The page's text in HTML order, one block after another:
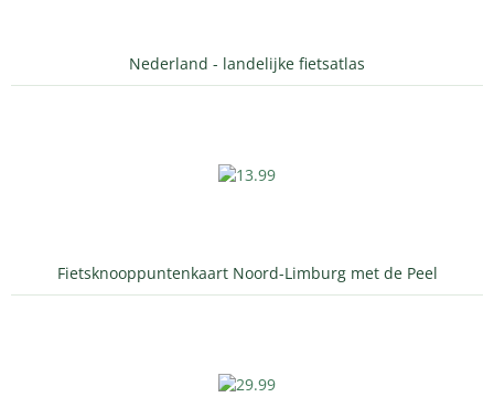
Nederland - landelijke fietsatlas
Fietsknooppuntenkaart Noord-Limburg met de Peel